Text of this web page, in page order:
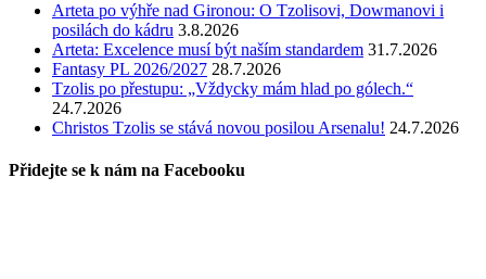
Arteta po výhře nad Gironou: O Tzolisovi, Dowmanovi i
posilách do kádru 3.8.2026
Arteta: Excelence musí být naším standardem 31.7.2026
Fantasy PL 2026/2027 28.7.2026
Tzolis po přestupu: „Vždycky mám hlad po gólech.“
24.7.2026
Christos Tzolis se stává novou posilou Arsenalu! 24.7.2026
Přidejte se k nám na Facebooku